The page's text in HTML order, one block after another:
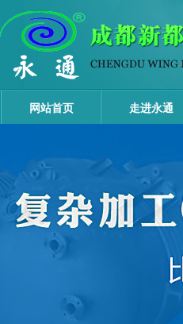
网站首页 走进永通